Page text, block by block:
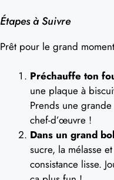
Étapes à Suivre
Prêt pour le grand
Préchauffe ton
une plaque à
Prends une
chef-d’œuvre !
Dans un grand bol
sucre, la mélasse
consistance lisse.